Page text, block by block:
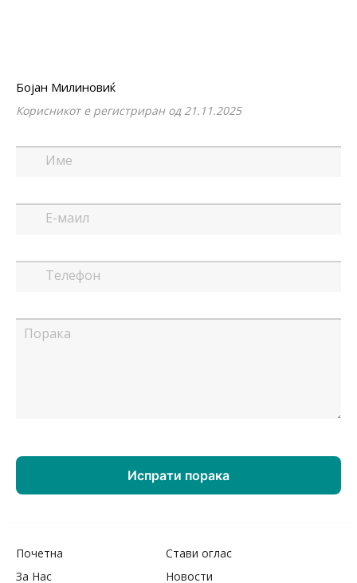
Бојан Милиновиќ
Корисникот е регистриран од 21.11.2025
Почетна
Стави оглас
За Нас
Новости